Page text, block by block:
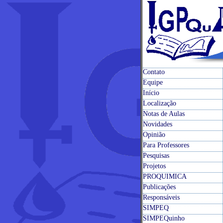
Contato
Equipe
Início
Localização
Notas de Aulas
Novidades
Opinião
Para Professores
Pesquisas
Projetos
PROQUIMICA
Publicações
Responsáveis
SIMPEQ
SIMPEQuinho